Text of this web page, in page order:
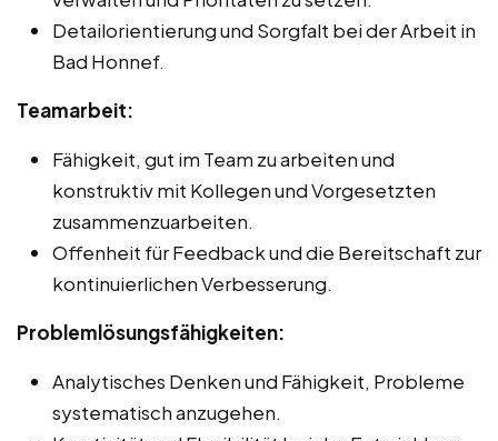
Detailorientierung und Sorgfalt bei der Arbeit in
Bad Honnef.
Teamarbeit:
Fähigkeit, gut im Team zu arbeiten und
konstruktiv mit Kollegen und Vorgesetzten
zusammenzuarbeiten.
Offenheit für Feedback und die Bereitschaft zur
kontinuierlichen Verbesserung.
Problemlösungsfähigkeiten:
Analytisches Denken und Fähigkeit, Probleme
systematisch anzugehen.